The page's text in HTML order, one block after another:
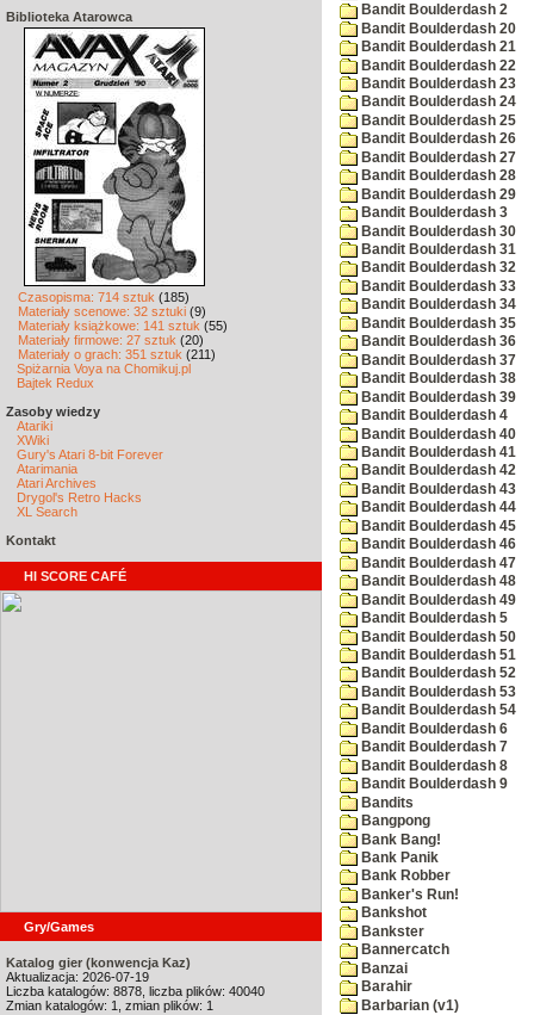
Biblioteka Atarowca
Czasopisma: 714 sztuk (185)
Materiały scenowe: 32 sztuki (9)
Materiały książkowe: 141 sztuk (55)
Materiały firmowe: 27 sztuk (20)
Materiały o grach: 351 sztuk (211)
Spiżarnia Voya na Chomikuj.pl
Bajtek Redux
Zasoby wiedzy
Atariki
XWiki
Gury's Atari 8-bit Forever
Atarimania
Atari Archives
Drygol's Retro Hacks
XL Search
Kontakt
HI SCORE CAFÉ
Gry/Games
Katalog gier (konwencja Kaz)
Aktualizacja: 2026-07-19
Liczba katalogów: 8878, liczba plików: 40040
Zmian katalogów: 1, zmian plików: 1
Bandit Boulderdash 2
Bandit Boulderdash 20
Bandit Boulderdash 21
Bandit Boulderdash 22
Bandit Boulderdash 23
Bandit Boulderdash 24
Bandit Boulderdash 25
Bandit Boulderdash 26
Bandit Boulderdash 27
Bandit Boulderdash 28
Bandit Boulderdash 29
Bandit Boulderdash 3
Bandit Boulderdash 30
Bandit Boulderdash 31
Bandit Boulderdash 32
Bandit Boulderdash 33
Bandit Boulderdash 34
Bandit Boulderdash 35
Bandit Boulderdash 36
Bandit Boulderdash 37
Bandit Boulderdash 38
Bandit Boulderdash 39
Bandit Boulderdash 4
Bandit Boulderdash 40
Bandit Boulderdash 41
Bandit Boulderdash 42
Bandit Boulderdash 43
Bandit Boulderdash 44
Bandit Boulderdash 45
Bandit Boulderdash 46
Bandit Boulderdash 47
Bandit Boulderdash 48
Bandit Boulderdash 49
Bandit Boulderdash 5
Bandit Boulderdash 50
Bandit Boulderdash 51
Bandit Boulderdash 52
Bandit Boulderdash 53
Bandit Boulderdash 54
Bandit Boulderdash 6
Bandit Boulderdash 7
Bandit Boulderdash 8
Bandit Boulderdash 9
Bandits
Bangpong
Bank Bang!
Bank Panik
Bank Robber
Banker's Run!
Bankshot
Bankster
Bannercatch
Banzai
Barahir
Barbarian (v1)